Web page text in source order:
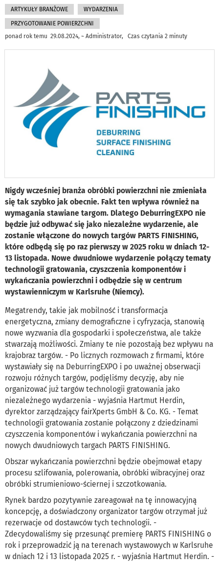
ARTYKUŁY BRANŻOWE WYDARZENIA
PRZYGOTOWANIE POWIERZCHNI
ponad rok temu 29.08.2024, ~ Administrator, Czas czytania 2 minuty
Nigdy wcześniej branża obróbki powierzchni nie zmieniała
się tak szybko jak obecnie. Fakt ten wpływa również na
wymagania stawiane targom. Dlatego DeburringEXPO nie
będzie już odbywać się jako niezależne wydarzenie, ale
zostanie włączone do nowych targów PARTS FINISHING,
które odbędą się po raz pierwszy w 2025 roku w dniach 12-
13 listopada. Nowe dwudniowe wydarzenie połączy tematy
technologii gratowania, czyszczenia komponentów i
wykańczania powierzchni i odbędzie się w centrum
wystawienniczym w Karlsruhe (Niemcy).
Megatrendy, takie jak mobilność i transformacja
energetyczna, zmiany demograficzne i cyfryzacja, stanowią
nowe wyzwania dla gospodarki i społeczeństwa, ale także
stwarzają możliwości. Zmiany te nie pozostają bez wpływu na
krajobraz targów. - Po licznych rozmowach z firmami, które
wystawiały się na DeburringEXPO i po uważnej obserwacji
rozwoju różnych targów, podjęliśmy decyzję, aby nie
organizować już targów technologii gratowania jako
niezależnego wydarzenia - wyjaśnia Hartmut Herdin,
dyrektor zarządzający fairXperts GmbH & Co. KG. - Temat
technologii gratowania zostanie połączony z dziedzinami
czyszczenia komponentów i wykańczania powierzchni na
nowych dwudniowych targach PARTS FINISHING.
Obszar wykańczania powierzchni będzie obejmował etapy
procesu szlifowania, polerowania, obróbki wibracyjnej oraz
obróbki strumieniowo-ściernej i szczotkowania.
Rynek bardzo pozytywnie zareagował na tę innowacyjną
koncepcję, a doświadczony organizator targów otrzymał już
rezerwacje od dostawców tych technologii. -
Zdecydowaliśmy się przesunąć premierę PARTS FINISHING o
rok i przeprowadzić ją na terenach wystawowych w Karlsruhe
w dniach 12 i 13 listopada 2025 r. - wyjaśnia Hartmut Herdin. -